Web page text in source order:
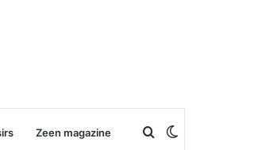
Zeen magazine Rechercher